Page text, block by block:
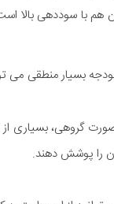
آن هم با سوددهی
بسیار منطقی می
گروهی، بسیاری از
را پوشش دهند.